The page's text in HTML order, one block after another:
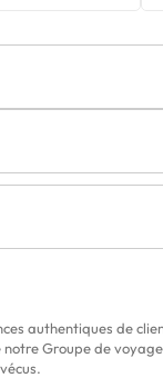
authentiques de
Groupe de